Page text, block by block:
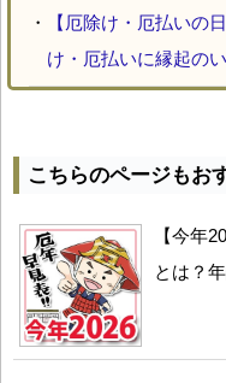
・
【厄除け・厄払いの
け・厄払いに縁起の
こちらのページもお
【今年
とは？